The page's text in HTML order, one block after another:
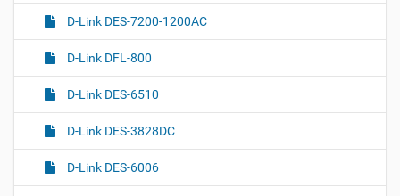
D-Link DES-7200-1200AC
D-Link DFL-800
D-Link DES-6510
D-Link DES-3828DC
D-Link DES-6006